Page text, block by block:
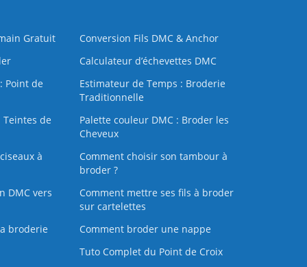
Gratuit
Conversion Fils DMC & Anchor
Calculateur d’échevettes DMC
Point de
Estimateur de Temps : Broderie
Traditionnelle
Teintes de
Palette couleur DMC : Broder les
Cheveux
à
Comment choisir son tambour à
broder ?
DMC vers
Comment mettre ses fils à broder
sur cartelettes
broderie
Comment broder une nappe
Tuto Complet du Point de Croix